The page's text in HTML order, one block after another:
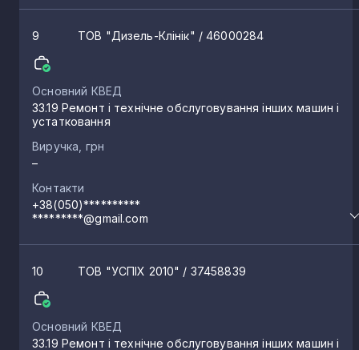
9 ТОВ "Дизель-Клінік" / 46000284
Основний КВЕД
33.19 Ремонт і технічне обслуговування інших машин і
устатковання
Виручка, грн
–
Контакти
+38(050)**********
*********@gmail.com
10 ТОВ "УСПІХ 2010" / 37458839
Основний КВЕД
33.19 Ремонт і технічне обслуговування інших машин і